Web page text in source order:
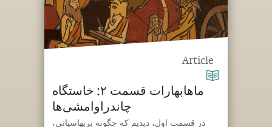
Article
ماهابهارات قسمت ۲: خاستگاه
چاندراوامشی‌ها
‫در قسمت اول، دیدیم که چگونه بریهاسپاتی،